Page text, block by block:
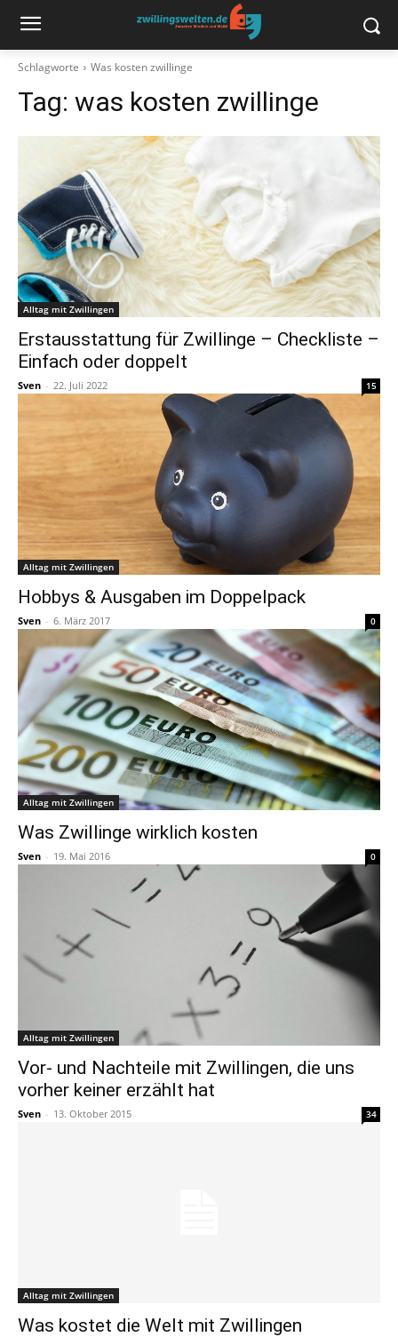
Schlagworte Was kosten zwillinge
Tag: was kosten zwillinge
Alltag mit Zwillingen
Erstausstattung für Zwillinge – Checkliste –
Einfach oder doppelt
Sven - 22. Juli 2022 15
Alltag mit Zwillingen
Hobbys & Ausgaben im Doppelpack
Sven - 6. März 2017 0
Alltag mit Zwillingen
Was Zwillinge wirklich kosten
Sven - 19. Mai 2016 0
Alltag mit Zwillingen
Vor- und Nachteile mit Zwillingen, die uns
vorher keiner erzählt hat
Sven - 13. Oktober 2015 34
Alltag mit Zwillingen
Was kostet die Welt mit Zwillingen